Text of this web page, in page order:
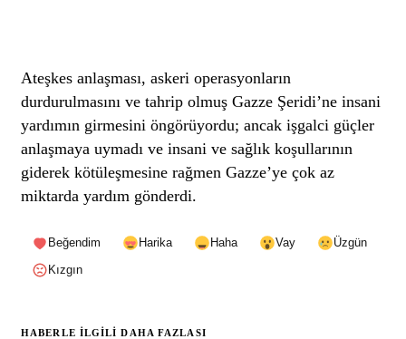
Ateşkes anlaşması, askeri operasyonların
durdurulmasını ve tahrip olmuş Gazze Şeridi’ne insani
yardımın girmesini öngörüyordu; ancak işgalci güçler
anlaşmaya uymadı ve insani ve sağlık koşullarının
giderek kötüleşmesine rağmen Gazze’ye çok az
miktarda yardım gönderdi.
Beğendim Harika Haha Vay
Üzgün
Kızgın
HABERLE ILGILI DAHA FAZLASI